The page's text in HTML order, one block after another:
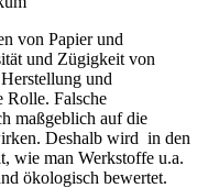
von Papier und
und Zügigkeit von
und
Rolle. Falsche
maßgeblich auf die
Deshalb wird in den
wie man Werkstoffe u.a.
ökologisch bewertet.